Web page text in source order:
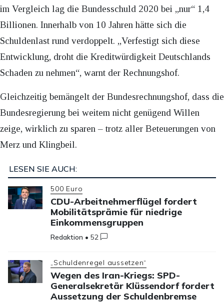
im Vergleich lag die Bundesschuld 2020 bei „nur“ 1,4
Billionen. Innerhalb von 10 Jahren hätte sich die
Schuldenlast rund verdoppelt. „Verfestigt sich diese
Entwicklung, droht die Kreditwürdigkeit Deutschlands
Schaden zu nehmen“, warnt der Rechnungshof.
Gleichzeitig bemängelt der Bundesrechnungshof, dass die
Bundesregierung bei weitem nicht genügend Willen
zeige, wirklich zu sparen – trotz aller Beteuerungen von
Merz und Klingbeil.
LESEN SIE AUCH:
500 Euro
CDU-Arbeitnehmerflügel fordert
Mobilitätsprämie für niedrige
Einkommensgruppen
Redaktion •52
„Schuldenregel aussetzen“
Wegen des Iran-Kriegs: SPD-
Generalsekretär Klüssendorf fordert
Aussetzung der Schuldenbremse